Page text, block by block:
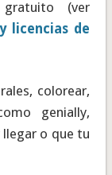
(ver
licencias de
colorear,
genially,
o que tu